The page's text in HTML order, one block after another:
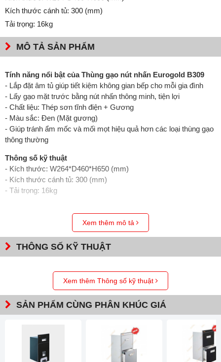
Kích thước cánh tủ: 300 (mm)
Tải trọng: 16kg
MÔ TẢ SẢN PHẨM
Tính năng nổi bật của Thùng gạo nút nhấn Eurogold B309
- Lắp đặt âm tủ giúp tiết kiệm không gian bếp cho mỗi gia đình
- Lấy gạo mặt trước bằng nút nhấn thông minh, tiện lợi
- Chất liệu: Thép sơn tĩnh điện + Gương
- Màu sắc: Đen (Mặt gương)
- Giúp tránh ẩm mốc và mối mọt hiệu quả hơn các loại thùng gạo
thông thường
Thông số kỹ thuật
- Kích thước: W264*D460*H650 (mm)
- Kích thước cánh tủ: 300 (mm)
- Tải trọng: 16kg
Xem thêm mô tả
THÔNG SỐ KỸ THUẬT
Xem thêm Thông số kỹ thuật
SẢN PHẨM CÙNG PHÂN KHÚC GIÁ